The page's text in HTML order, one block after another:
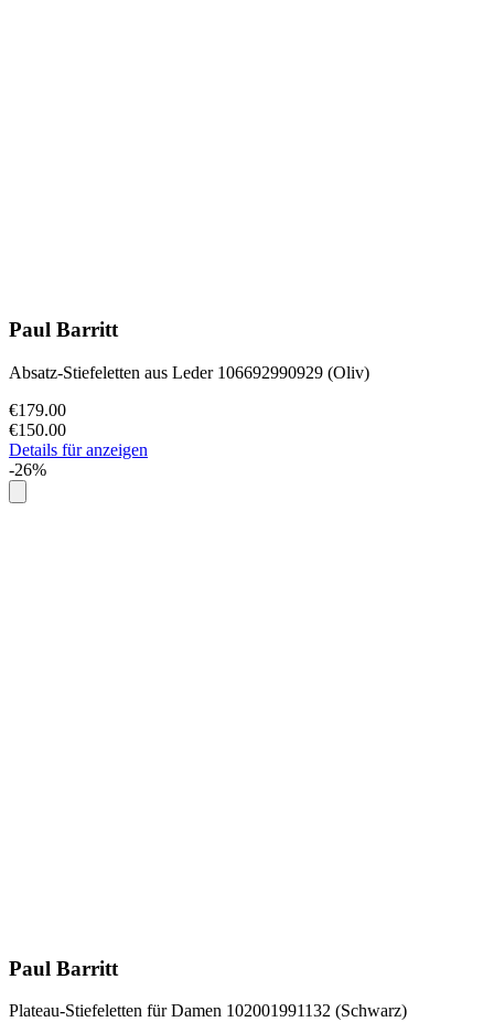
Paul Barritt
Absatz-Stiefeletten aus Leder 106692990929 (Oliv)
€179.00
€150.00
Details für anzeigen
-26%
Paul Barritt
Plateau-Stiefeletten für Damen 102001991132 (Schwarz)